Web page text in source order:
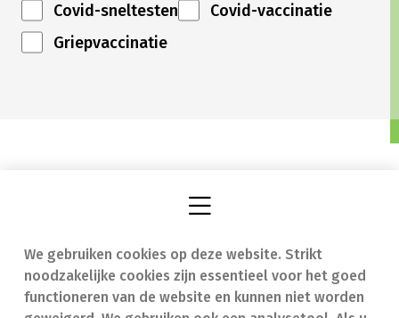
We gebruiken cookies op deze website. Strikt
noodzakelijke cookies zijn essentieel voor het goed
functioneren van de website en kunnen niet worden
Covid-sneltesten
Covid-vaccinatie
Griepvaccinatie
Vind een apotheek
Onze expertise
In geval van nood
Contact